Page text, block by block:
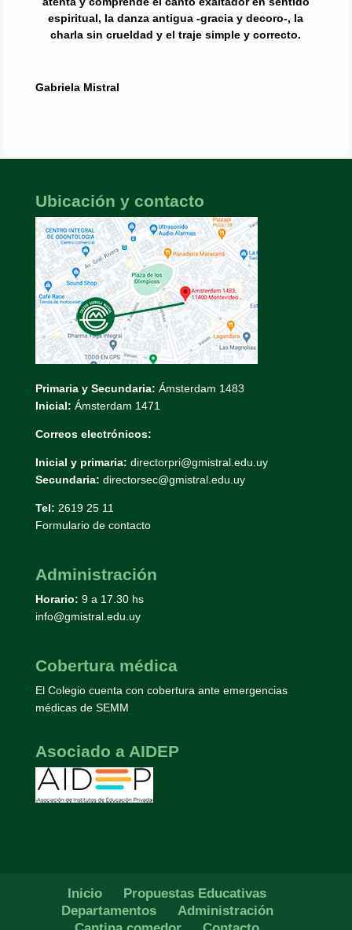
espiritual, la danza antigua -gracia y decoro-, la
charla sin crueldad y el traje simple y correcto.
Gabriela Mistral
Ubicación y contacto
Primaria y Secundaria: Ámsterdam 1483
Inicial: Ámsterdam 1471
Correos electrónicos:
Inicial y primaria: directorpri@gmistral.edu.uy
Secundaria: directorsec@gmistral.edu.uy
Tel: 2619 25 11
Formulario de contacto
Administración
Horario: 9 a 17.30 hs
info@gmistral.edu.uy
Cobertura médica
El Colegio cuenta con cobertura ante emergencias
médicas de SEMM
Asociado a AIDEP
Inicio
Propuestas Educativas
Departamentos
Administración